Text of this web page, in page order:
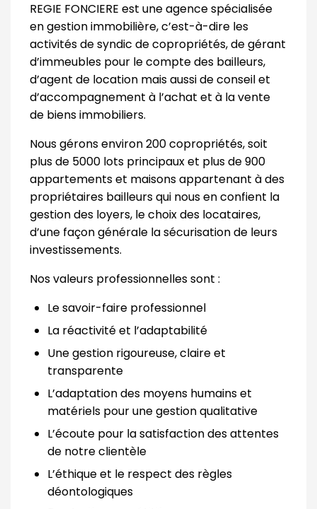
REGIE FONCIERE est une agence spécialisée
en gestion immobilière, c’est-à-dire les
activités de syndic de copropriétés, de gérant
d’immeubles pour le compte des bailleurs,
d’agent de location mais aussi de conseil et
d’accompagnement à l’achat et à la vente
de biens immobiliers.
Nous gérons environ 200 copropriétés, soit
plus de 5000 lots principaux et plus de 900
appartements et maisons appartenant à des
propriétaires bailleurs qui nous en confient la
gestion des loyers, le choix des locataires,
d’une façon générale la sécurisation de leurs
investissements.
Nos valeurs professionnelles sont :
Le savoir-faire professionnel
La réactivité et l’adaptabilité
Une gestion rigoureuse, claire et
transparente
L’adaptation des moyens humains et
matériels pour une gestion qualitative
L’écoute pour la satisfaction des attentes
de notre clientèle
L’éthique et le respect des règles
déontologiques